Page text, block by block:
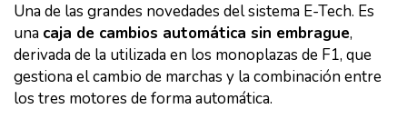
Una de las grandes novedades del sistema E-Tech. Es
una caja de cambios automática sin embrague,
derivada de la utilizada en los monoplazas de F1, que
gestiona el cambio de marchas y la combinación entre
los tres motores de forma automática.